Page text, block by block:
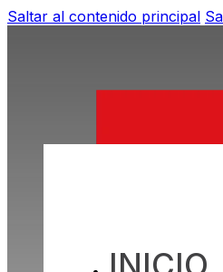
Saltar al contenido principal